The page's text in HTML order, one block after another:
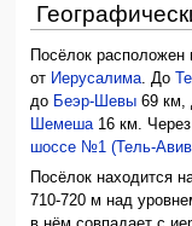
Посёлок расположен
от Иерусалима . До
до Беэр-Шевы 69 км,
Шемеша 16 км.
шоссе №1 (Тель-
Посёлок находится
710-720 м над